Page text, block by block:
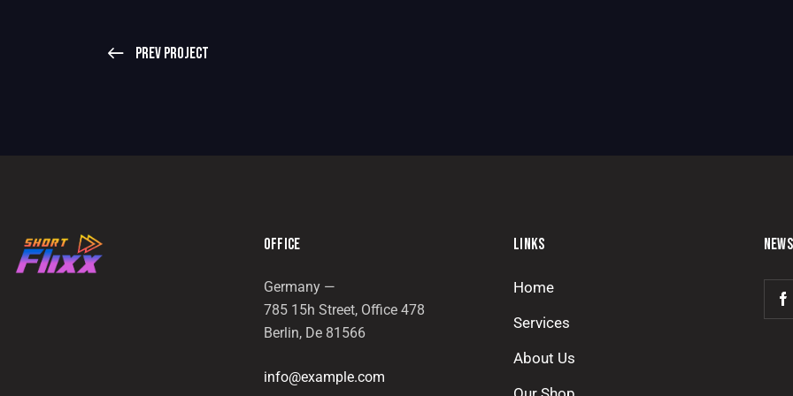
Prev Project
OFFICE
Germany —
785 15h Street, Office 478
Berlin, De 81566
info@example.com
LINKS
Home
Services
About Us